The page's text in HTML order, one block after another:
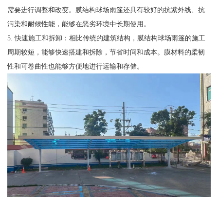
需要进行调整和改变。膜结构球场雨篷还具有较好的抗紫外线、抗
污染和耐候性能，能够在恶劣环境中长期使用。
5. 快速施工和拆卸：相比传统的建筑结构，膜结构球场雨篷的施工
周期较短，能够快速搭建和拆除，节省时间和成本。膜材料的柔韧
性和可卷曲性也能够方便地进行运输和存储。